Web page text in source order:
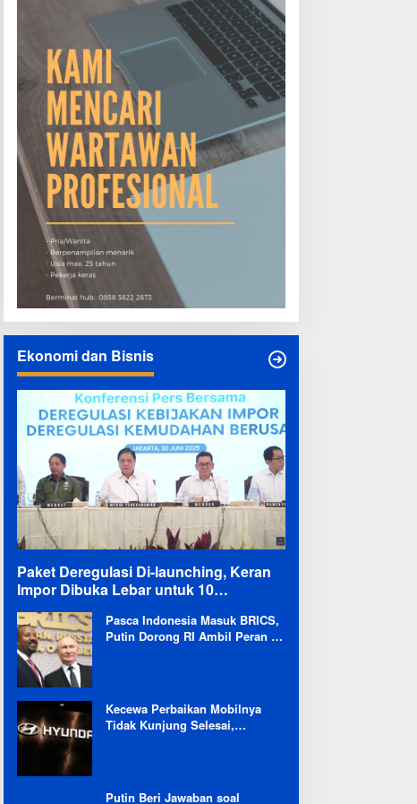
Ekonomi dan Bisnis
Paket Deregulasi Di-launching, Keran
Impor Dibuka Lebar untuk 10
Komoditas
Pasca Indonesia Masuk BRICS,
Putin Dorong RI Ambil Peran di
Kecewa Perbaikan Mobilnya
Tidak Kunjung Selesai,
Putin Beri Jawaban soal